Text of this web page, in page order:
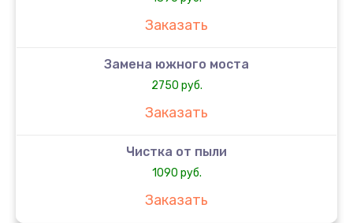
Заказать
Замена южного моста
2750 руб.
Заказать
Чистка от пыли
1090 руб.
Заказать